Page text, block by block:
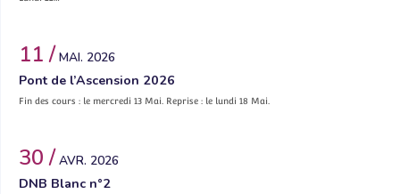
11 / MAI. 2026
Pont de l’Ascension 2026
Fin des cours : le mercredi 13 Mai. Reprise : le lundi 18 Mai.
30 / AVR. 2026
DNB Blanc n°2